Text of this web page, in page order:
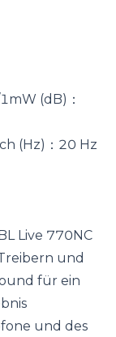
(dB)：
(Hz)：20 Hz
Live 770NC
und
für ein
und des